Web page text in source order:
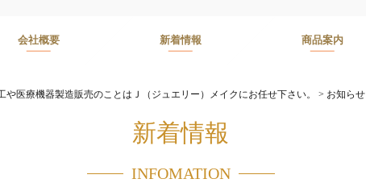
会社概要 新着情報 商品案内
医療機器製造販売のことはＪ（ジュエリー）メイクにお任せ下さい。 > お知らせ
新着情報
INFOMATION